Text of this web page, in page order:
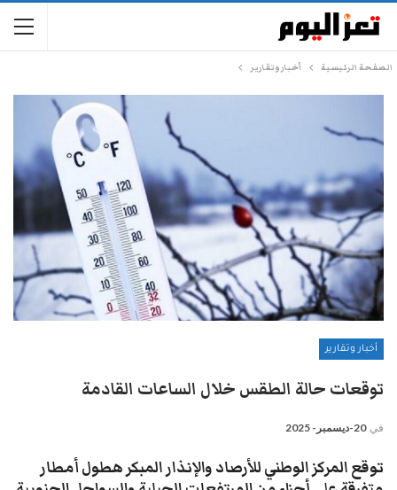
الصفحة الرئيسية أخبار وتقارير
أخبار وتقارير
توقعات حالة الطقس خلال الساعات القادمة
في 20-ديسمبر- 2025
توقع المركز الوطني للأرصاد والإنذار المبكر هطول أمطار